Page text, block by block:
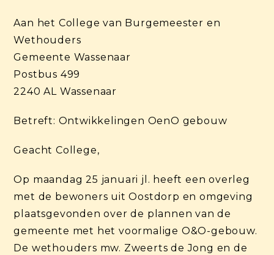
Aan het College van Burgemeester en
Wethouders
Gemeente Wassenaar
Postbus 499
2240 AL Wassenaar
Betreft: Ontwikkelingen OenO gebouw
Geacht College,
Op maandag 25 januari jl. heeft een overleg
met de bewoners uit Oostdorp en omgeving
plaatsgevonden over de plannen van de
gemeente met het voormalige O&O-gebouw.
De wethouders mw. Zweerts de Jong en de